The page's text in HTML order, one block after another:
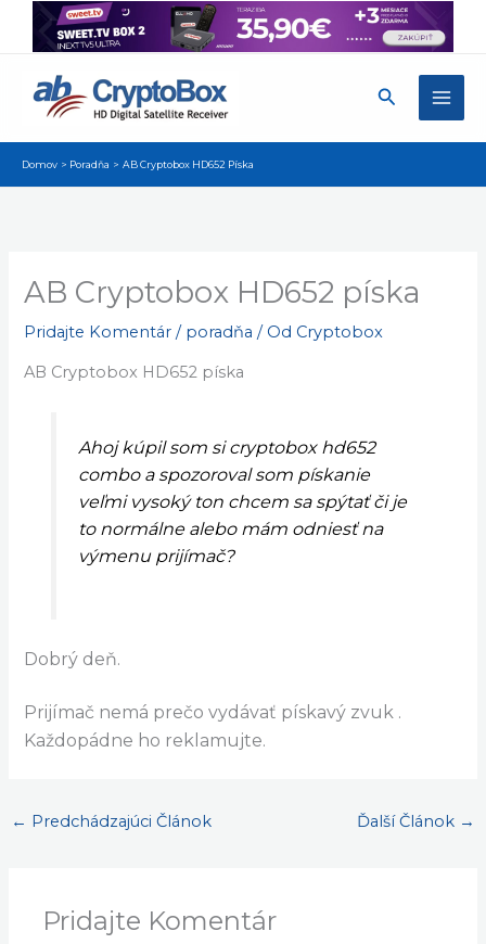
Preskočiť
Hľadať
Domov Poradňa AB Cryptobox HD652 Píska
AB Cryptobox HD652 píska
Pridajte Komentár / poradňa / Od Cryptobox
AB Cryptobox HD652 píska
Ahoj kúpil som si cryptobox hd652
combo a spozoroval som pískanie
veľmi vysoký ton chcem sa spýtať či je
to normálne alebo mám odniesť na
výmenu prijímač?
Dobrý deň.
Prijímač nemá prečo vydávať pískavý zvuk .
Každopádne ho reklamujte.
← Predchádzajúci Článok Ďalší Článok →
Pridajte Komentár